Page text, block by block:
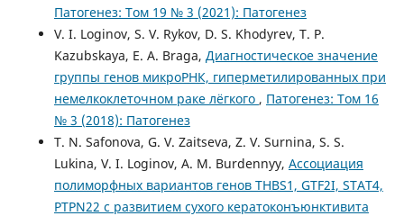
Патогенез: Том 19 № 3 (2021): Патогенез
V. I. Loginov, S. V. Rykov, D. S. Khodyrev, T. P.
Kazubskaya, E. A. Braga, Диагностическое значение
группы генов микроРНК, гиперметилированных при
немелкоклеточном раке лёгкого , Патогенез: Том 16
№ 3 (2018): Патогенез
T. N. Safonova, G. V. Zaitseva, Z. V. Surnina, S. S.
Lukina, V. I. Loginov, A. M. Burdennyy, Ассоциация
полиморфных вариантов генов THBS1, GTF2I, STAT4,
PTPN22 с развитием сухого кератоконъюнктивита